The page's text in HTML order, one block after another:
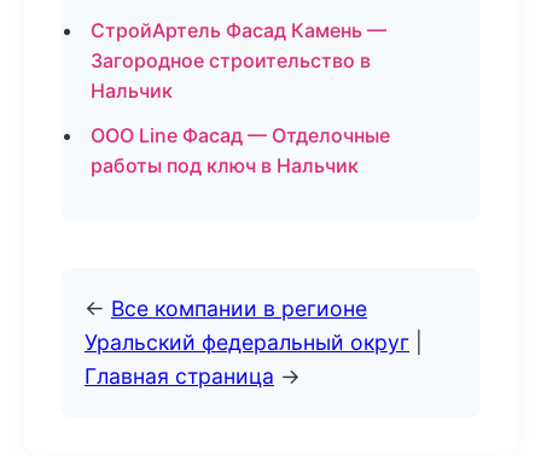
СтройАртель Фасад Камень —
Загородное строительство в
Нальчик
ООО Line Фасад — Отделочные
работы под ключ в Нальчик
← Все компании в регионе
Уральский федеральный округ
Главная страница →